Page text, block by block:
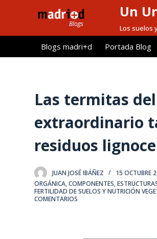
l
Un
Los suelos
Blogs madri+d Portada Blog
Las termitas
extraordinario
residuos
JUAN JOSÉ IBÁÑEZ 15 OCTUBRE
ORGÁNICA,COMPONENTES,
FERTILIDAD DE SUELOS Y NUTRICIÓN
COMENTARIOS